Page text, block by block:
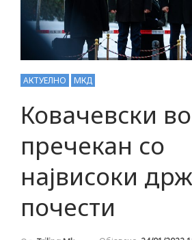
АКТУЕЛНО МКД
Ковачевски
пречекан со
највисоки
почести